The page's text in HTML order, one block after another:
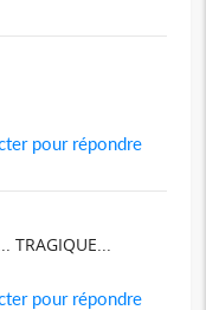
pour répondre
TRAGIQUE...
pour répondre